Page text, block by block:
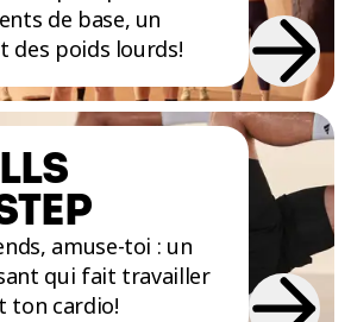
dynamique et conviviale!
de base, un
des poids lourds!
amuse-toi : un
qui fait travailler
ton cardio!